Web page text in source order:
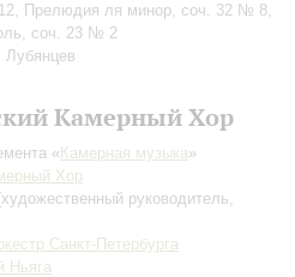
Прелюдия ля минор, соч. 32 № 8,
соч. 23 № 2
Лубянцев
Камерный Хор
« Камерная музыка»
Хор
руководитель,
Санкт-Петербурга
Ньяга